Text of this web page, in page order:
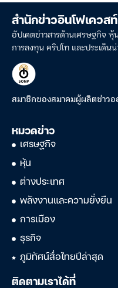
สำนักข่าวอินโฟเควสท์
อัปเดตข่าวสารด้านเศรษฐกิจ หุ้
การลงทุน คริปโท และประเด็น
สมาชิกของสมาคมผู้ผลิตข่าว
หมวดข่าว
เศรษฐกิจ
หุ้น
ต่างประเทศ
พลังงานและความยั่งยืน
การเมือง
ธุรกิจ
ภูมิทัศน์สื่อไทยปีล่าสุด
ติดตามเราได้ที่